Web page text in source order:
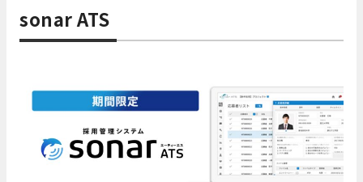
sonar ATS